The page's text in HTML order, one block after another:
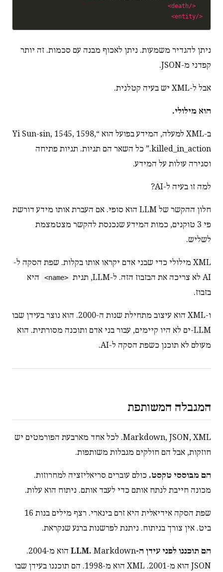
</death>
</entity>
ניתן להגדיר משמעות. ניתן לאכוף מבנה עם סכמות. זה יותר
קפדני מ-JSON.
אבל ל-XML יש בעיה קטלנית.
הוא מילולי.
ב-XML למעלה, המידע בפועל הוא “Yi Sun-sin, 1545, 1598,
killed_in_action.” כל השאר הם תגיות. תגיות פתיחה
וסגירה עולות על המידע.
למה זו בעיה ל-AI?
חלון ההקשר של LLM הוא סופי. אם העברת אותו מידע דורשת
פי 3 טוקנים, כמות המידע שנכנסת להקשר מצטמצמת
לשליש.
XML מילולי כדי שבני אדם יקראו אותו בקלות. שפת הסקה ל-
AI לא צריכה את הבזבוז הזה. ל-LLM, תגית
<name>
היא
בזבוז.
ו-XML הוא עיצוב מתחילת שנות ה-2000. הוא נוצר בעידן שבו
LLM-ים לא היו קיימים, עבור בני אדם ותוכנה מסורתית. הוא
מעולם לא תוכנן כשפת הסקה ל-AI.
המגבלה המשותפת
Markdown, JSON, XML. לכל אחד מארבעת הפורמטים יש
חוזקות, אבל הם חולקים מגבלות משותפות.
הם מבוססי טקסט. כולם עוברים סריאליזציה למחרוזות.
מכונה חייבת לנתח אותם כדי לעבד אותם. ניתוח הוא עלות.
שפת הסקה אידיאלית היא זרם בינארי. רצף מילים בנות 16
ביט. אין צורך בניתוח. ניתנת לפרשנות ברגע שנקראת.
הם תוכננו לפני עידן ה-LLM.
Markdown הוא מ-2004.
JSON הוא מ-2001. XML הוא מ-1998. הם תוכננו בעידן שבו